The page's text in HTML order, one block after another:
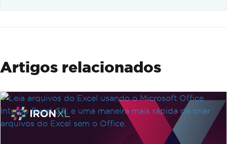
Artigos relacionados